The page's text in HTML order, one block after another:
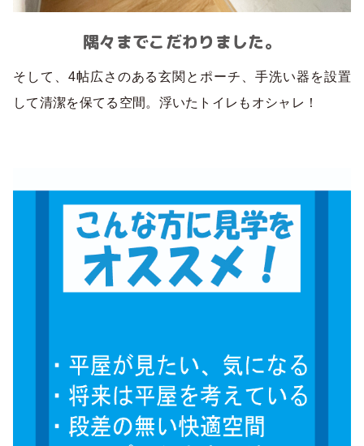
隅々までこだわりました。
そして、4帖広さのある玄関とポーチ、手洗い器を設置
して清潔を保てる空間。浮いたトイレもオシャレ！